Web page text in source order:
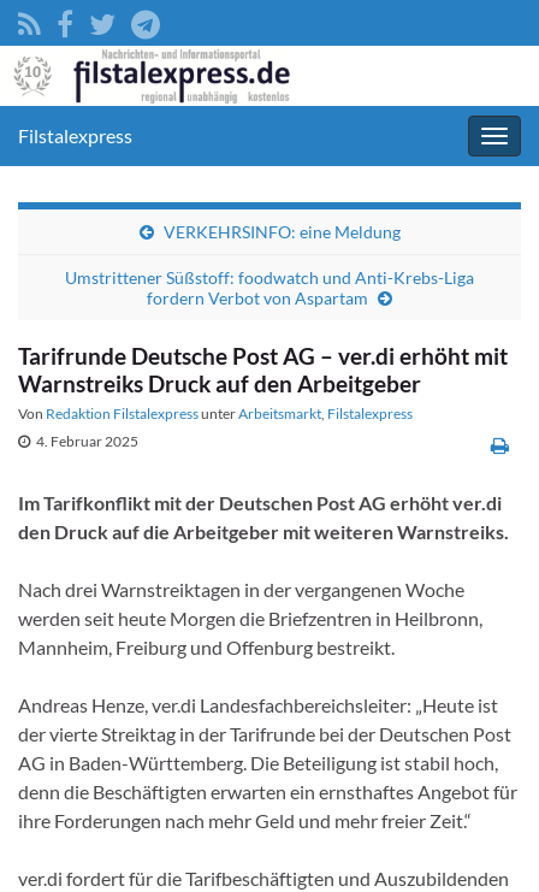
Filstalexpress
VERKEHRSINFO: eine Meldung
Umstrittener Süßstoff: foodwatch und Anti-Krebs-Liga
fordern Verbot von Aspartam
Tarifrunde Deutsche Post AG – ver.di erhöht mit
Warnstreiks Druck auf den Arbeitgeber
Von Redaktion FilstalexpressunterArbeitsmarkt, Filstalexpress
4. Februar 2025
Im Tarifkonflikt mit der Deutschen Post AG erhöht ver.di
den Druck auf die Arbeitgeber mit weiteren Warnstreiks.
Nach drei Warnstreiktagen in der vergangenen Woche
werden seit heute Morgen die Briefzentren in Heilbronn,
Mannheim, Freiburg und Offenburg bestreikt.
Andreas Henze, ver.di Landesfachbereichsleiter: „Heute ist
der vierte Streiktag in der Tarifrunde bei der Deutschen Post
AG in Baden-Württemberg. Die Beteiligung ist stabil hoch,
denn die Beschäftigten erwarten ein ernsthaftes Angebot für
ihre Forderungen nach mehr Geld und mehr freier Zeit.“
ver.di fordert für die Tarifbeschäftigten und Auszubildenden